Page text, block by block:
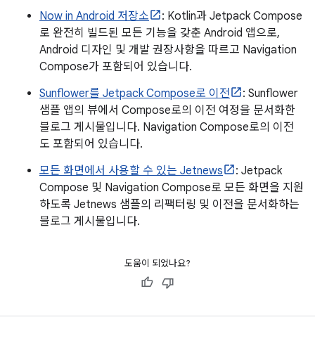
Now in Android 저장소
: Kotlin과 Jetpack Compose
로 완전히 빌드된 모든 기능을 갖춘 Android 앱으로,
Android 디자인 및 개발 권장사항을 따르고 Navigation
Compose가 포함되어 있습니다.
Sunflower를 Jetpack Compose로 이전
: Sunflower
샘플 앱의 뷰에서 Compose로의 이전 여정을 문서화한
블로그 게시물입니다. Navigation Compose로의 이전
도 포함되어 있습니다.
모든 화면에서 사용할 수 있는 Jetnews
: Jetpack
Compose 및 Navigation Compose로 모든 화면을 지원
하도록 Jetnews 샘플의 리팩터링 및 이전을 문서화하는
블로그 게시물입니다.
도움이 되었나요?